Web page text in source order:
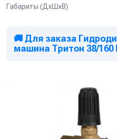
коммуникаций
Компактная и прочная
Надежная и износостойкая
Простота обслуживания и
Оптимальные параметры
Универсальность
коммунальных объектов
Габариты (ДхШхВ)
🚚 Для заказа
машина Тритон 38/160